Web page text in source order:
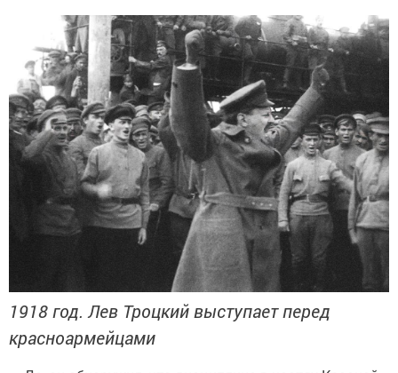
1918 год. Лев Троцкий выступает перед
красноармейцами